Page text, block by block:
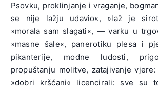
Psovku, proklinjanje i vraganje,
se nije lažju udavio«, »laž je
»morala sam slagati«, — varku u
»masne šale«, panerotiku plesa i
pikanterije, modne ludosti,
propuštanju molitve, zatajivanje
»dobri kršćani« licencirali: sve su